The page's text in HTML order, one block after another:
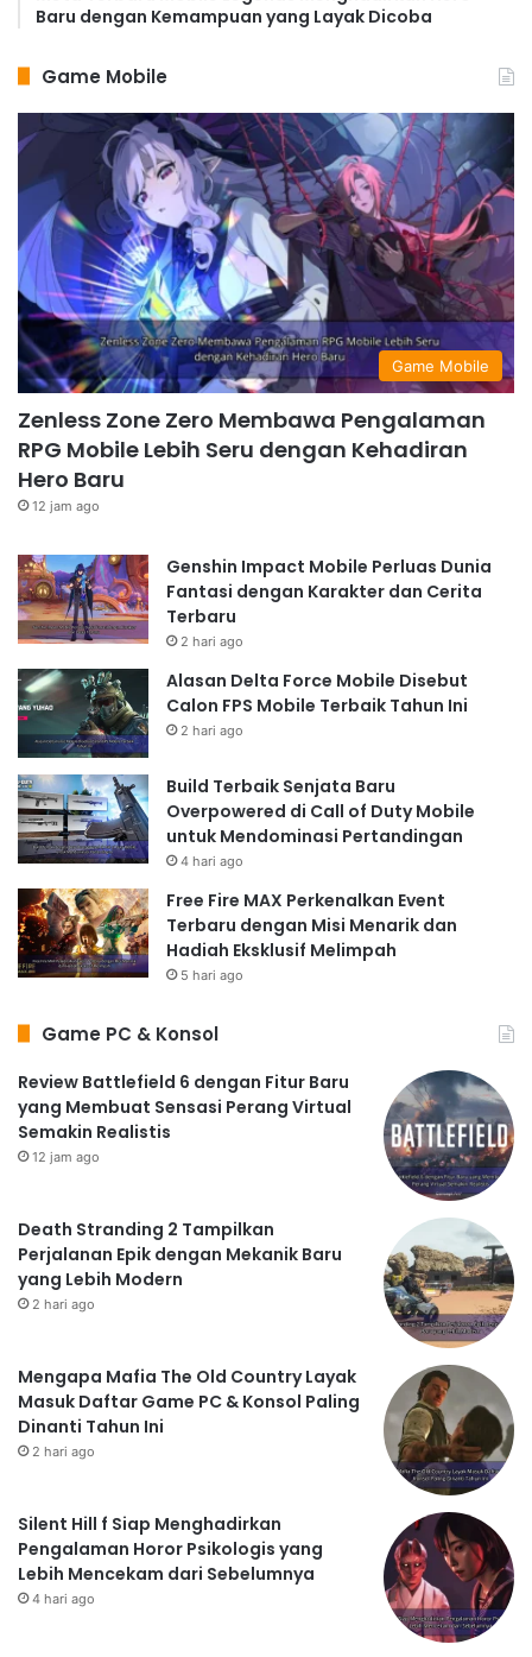
Baru dengan Kemampuan yang Layak Dicoba
Game Mobile
Game Mobile
Zenless Zone Zero Membawa Pengalaman
RPG Mobile Lebih Seru dengan Kehadiran
Hero Baru
12 jam ago
Genshin Impact Mobile Perluas Dunia
Fantasi dengan Karakter dan Cerita
Terbaru
2 hari ago
Alasan Delta Force Mobile Disebut
Calon FPS Mobile Terbaik Tahun Ini
2 hari ago
Build Terbaik Senjata Baru
Overpowered di Call of Duty Mobile
untuk Mendominasi Pertandingan
4 hari ago
Free Fire MAX Perkenalkan Event
Terbaru dengan Misi Menarik dan
Hadiah Eksklusif Melimpah
5 hari ago
Game PC & Konsol
Review Battlefield 6 dengan Fitur Baru
yang Membuat Sensasi Perang Virtual
Semakin Realistis
12 jam ago
Death Stranding 2 Tampilkan
Perjalanan Epik dengan Mekanik Baru
yang Lebih Modern
2 hari ago
Mengapa Mafia The Old Country Layak
Masuk Daftar Game PC & Konsol Paling
Dinanti Tahun Ini
2 hari ago
Silent Hill f Siap Menghadirkan
Pengalaman Horor Psikologis yang
Lebih Mencekam dari Sebelumnya
4 hari ago